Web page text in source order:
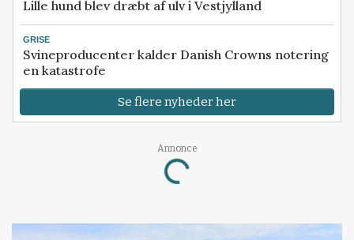
Lille hund blev dræbt af ulv i Vestjylland
GRISE
Svineproducenter kalder Danish Crowns notering
en katastrofe
Se flere nyheder her
Annonce
Loading...